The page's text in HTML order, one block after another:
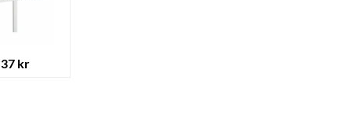
37 kr